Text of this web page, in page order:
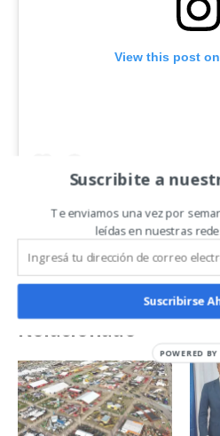
View this post
Relacionado
Suscribite a
Te enviamos una vez por
leídas en nuestras
Suscribirse